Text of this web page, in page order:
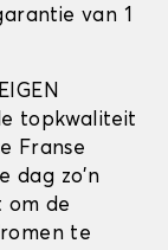
van 1
topkwaliteit
Franse
dag zo'n
om de
te